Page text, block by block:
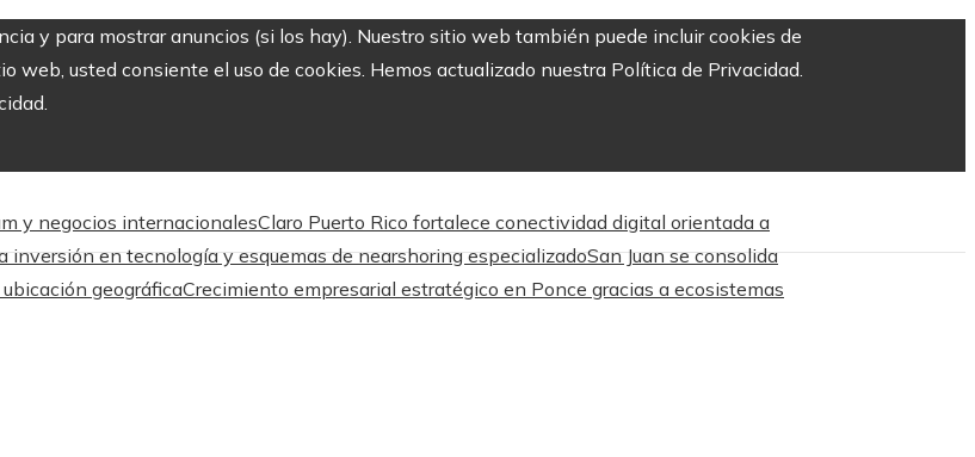
y para mostrar anuncios (si los hay). Nuestro sitio web también puede incluir cookies de
web, usted consiente el uso de cookies. Hemos actualizado nuestra Política de Privacidad.
y negocios internacionalesClaro Puerto Rico fortalece conectividad digital orientada a
inversión en tecnología y esquemas de nearshoring especializadoSan Juan se consolida
geográficaCrecimiento empresarial estratégico en Ponce gracias a ecosistemas